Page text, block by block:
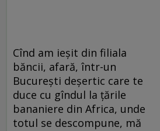
Cînd am ieșit din filiala
băncii, afară, într-un
București deșertic care te
duce cu gîndul la țările
bananiere din Africa, unde
totul se descompune, mă